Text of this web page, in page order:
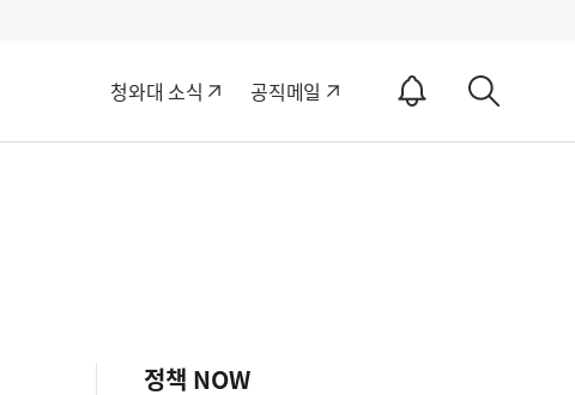
청와대 소식 공직메일
알
ON
세
정책 NOW